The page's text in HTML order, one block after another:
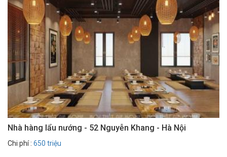
Nhà hàng lẩu nướng - 52 Nguyễn Khang - Hà Nội
Chi phí : 650 triệu